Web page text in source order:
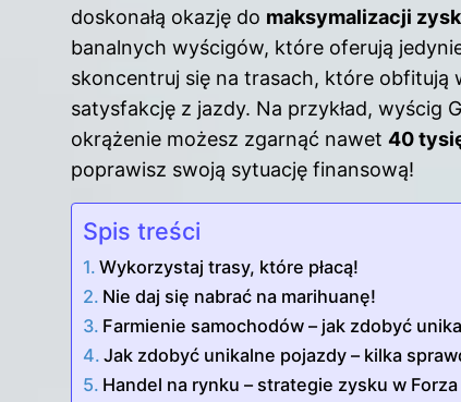
doskonałą okazję do maksymalizacji
banalnych wyścigów, które oferują
skoncentruj się na trasach, które obfitują
satysfakcję z jazdy. Na przykład, wyścig
okrążenie możesz zgarnąć nawet 40
poprawisz swoją sytuację finansową!
Spis treści
Wykorzystaj trasy, które płacą!
Nie daj się nabrać na marihuanę!
Farmienie samochodów – jak zdobyć
Jak zdobyć unikalne pojazdy – kilka
Handel na rynku – strategie zysku w